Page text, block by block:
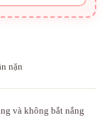
nặn
và không bắt nắng